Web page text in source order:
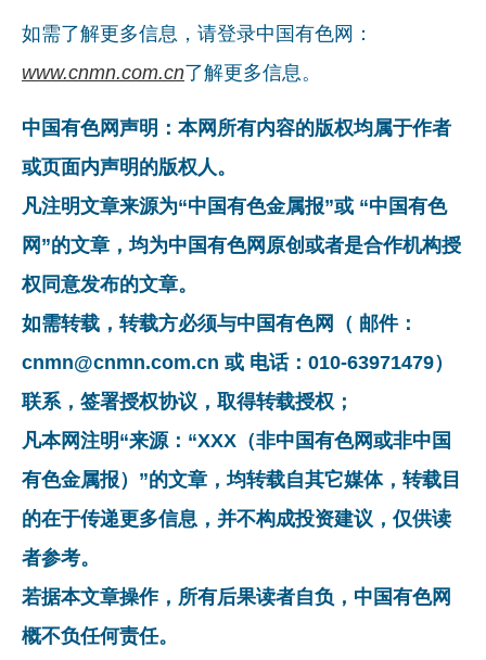
如需了解更多信息，请登录中国有色网：
www.cnmn.com.cn了解更多信息。
中国有色网声明：本网所有内容的版权均属于作者
或页面内声明的版权人。
凡注明文章来源为“中国有色金属报”或 “中国有色
网”的文章，均为中国有色网原创或者是合作机构授
权同意发布的文章。
如需转载，转载方必须与中国有色网（ 邮件：
cnmn@cnmn.com.cn 或 电话：010-63971479）
联系，签署授权协议，取得转载授权；
凡本网注明“来源：“XXX（非中国有色网或非中国
有色金属报）”的文章，均转载自其它媒体，转载目
的在于传递更多信息，并不构成投资建议，仅供读
者参考。
若据本文章操作，所有后果读者自负，中国有色网
概不负任何责任。